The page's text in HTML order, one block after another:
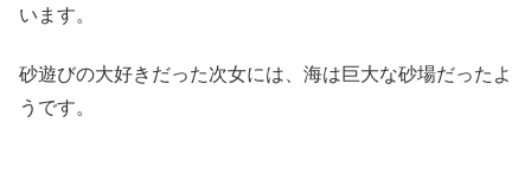
います。
砂遊びの大好きだった次女には、海は巨大な砂場だったよ
うです。